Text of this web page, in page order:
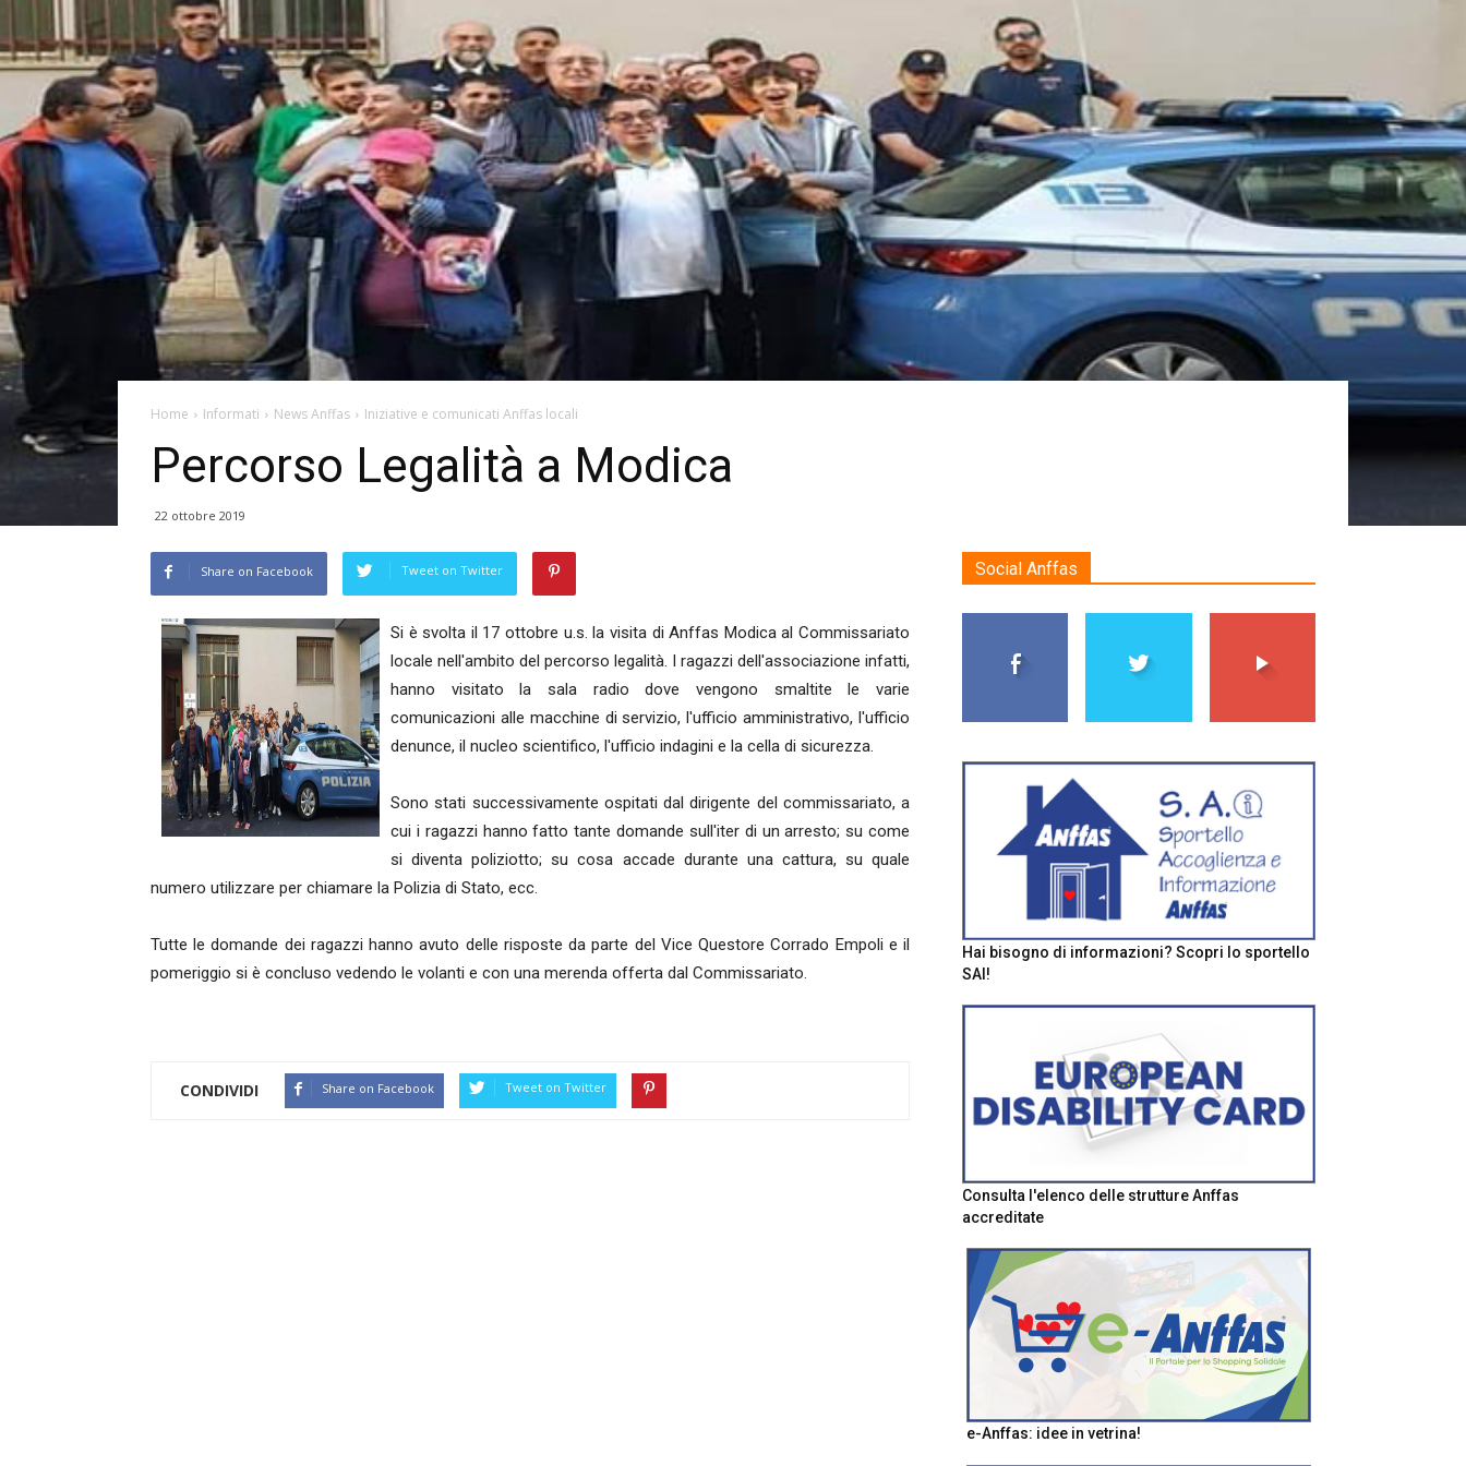
Home Informati News Anffas Iniziative e comunicati Anffas locali
Percorso Legalità a Modica
22 ottobre 2019
Share on Facebook Tweet on Twitter
Si è svolta il 17 ottobre u.s. la visita di Anffas Modica al Commissariato
locale nell'ambito del percorso legalità. I ragazzi dell'associazione infatti,
hanno visitato la sala radio dove vengono smaltite le varie
comunicazioni alle macchine di servizio, l'ufficio amministrativo, l'ufficio
denunce, il nucleo scientifico, l'ufficio indagini e la cella di sicurezza.
Sono stati successivamente ospitati dal dirigente del commissariato, a
cui i ragazzi hanno fatto tante domande sull'iter di un arresto; su come
si diventa poliziotto; su cosa accade durante una cattura, su quale
numero utilizzare per chiamare la Polizia di Stato, ecc.
Tutte le domande dei ragazzi hanno avuto delle risposte da parte del Vice Questore Corrado Empoli e il
pomeriggio si è concluso vedendo le volanti e con una merenda offerta dal Commissariato.
CONDIVIDI Share on Facebook Tweet on Twitter
Social Anffas
Hai bisogno di informazioni? Scopri lo sportello
SAI!
Consulta l'elenco delle strutture Anffas
accreditate
e-Anffas: idee in vetrina!